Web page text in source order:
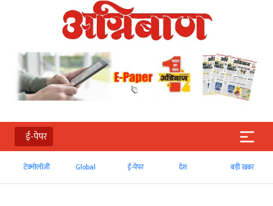
ई-पेपर
टेक्‍नोलॉजी Global ई-पेपर बड़ी खबर